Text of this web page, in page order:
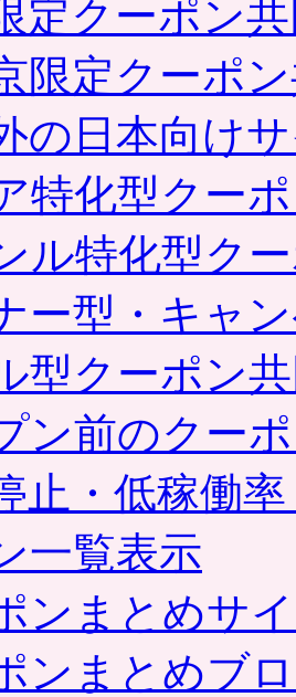
定クーポン
限定クーポ
の日本向け
特化型クー
ル特化型ク
ー型・キャ
型クーポン
ン前のクー
止・低稼働
一覧表示
ンまとめサ
ンまとめブ